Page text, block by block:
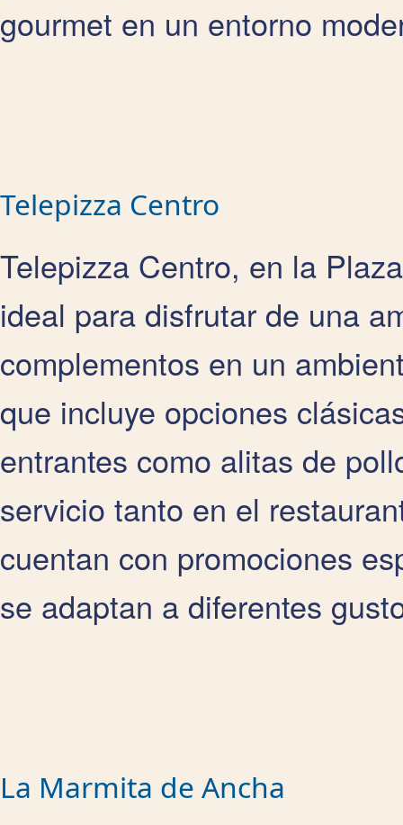
gourmet en un entorno
Telepizza Centro
Telepizza Centro, en la
ideal para disfrutar de una
complementos en un
que incluye opciones
entrantes como alitas de
servicio tanto en el
cuentan con promociones
se adaptan a diferentes
La Marmita de Ancha